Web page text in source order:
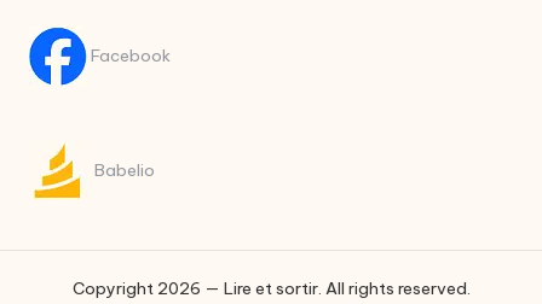
Facebook
Babelio
Copyright 2026 — Lire et sortir. All rights reserved.